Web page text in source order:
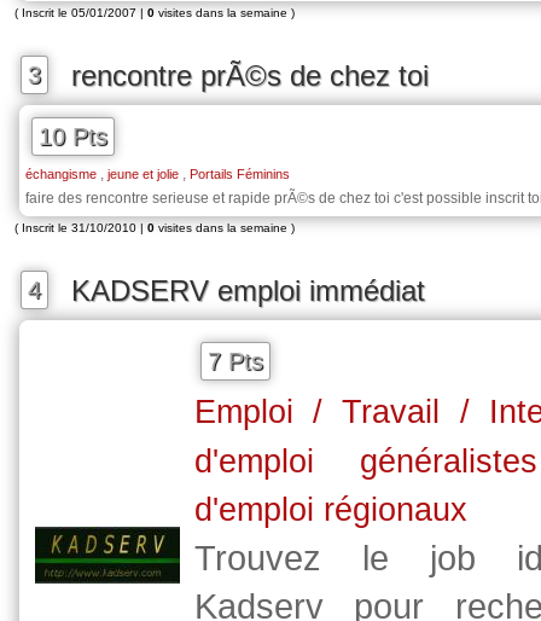
( Inscrit le 05/01/2007 | 0 visites dans la semaine )
3 rencontre prÃ©s de chez toi
10 Pts
échangisme , jeune et jolie , Portails Féminins
faire des rencontre serieuse et rapide prÃ©s de chez toi c'est possible inscrit
( Inscrit le 31/10/2010 | 0 visites dans la semaine )
4 KADSERV emploi immédiat
7 Pts
Emploi / Travail /
d'emploi généralistes
d'emploi régionaux
Trouvez le job
Kadserv pour